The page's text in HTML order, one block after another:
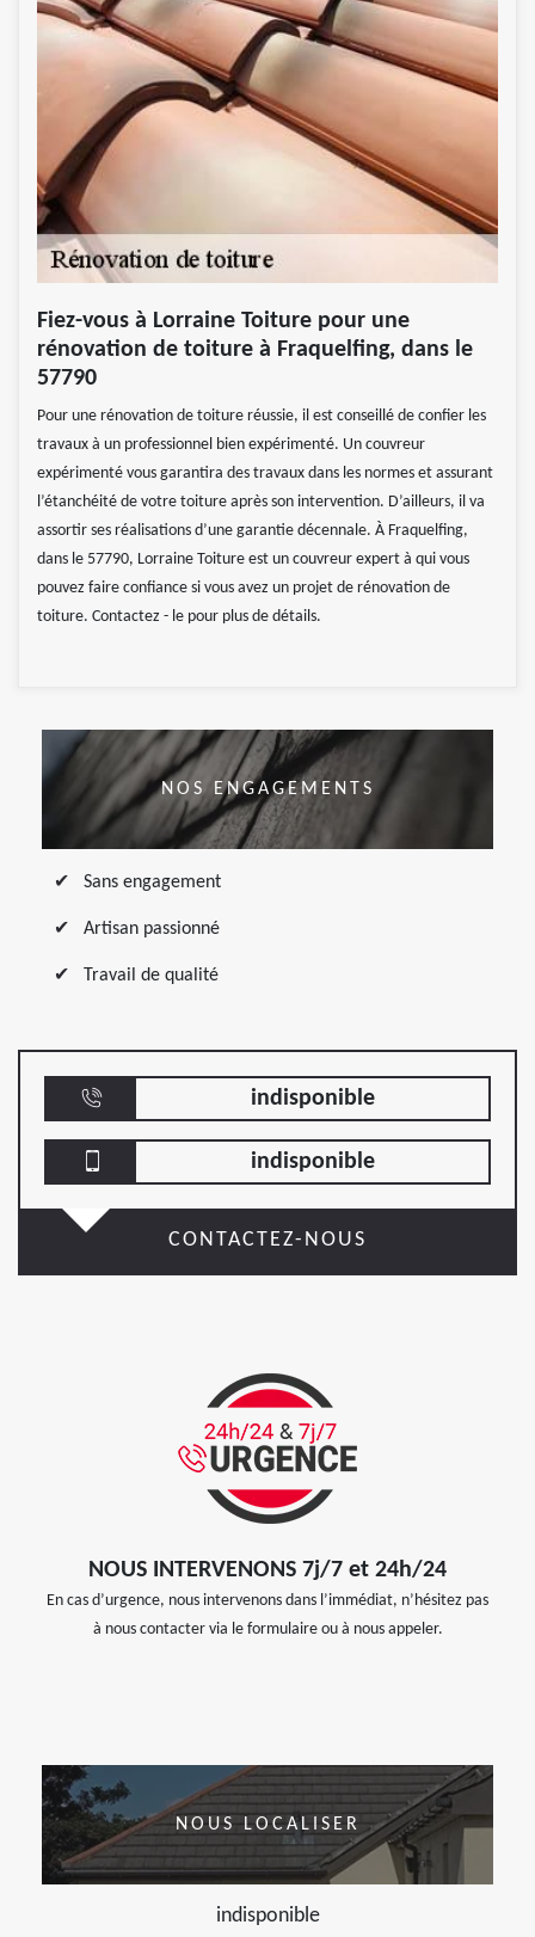
Fiez-vous à Lorraine Toiture pour une
rénovation de toiture à Fraquelfing, dans le
57790
Pour une rénovation de toiture réussie, il est conseillé de confier les
travaux à un professionnel bien expérimenté. Un couvreur
expérimenté vous garantira des travaux dans les normes et assurant
l’étanchéité de votre toiture après son intervention. D’ailleurs, il va
assortir ses réalisations d’une garantie décennale. À Fraquelfing,
dans le 57790, Lorraine Toiture est un couvreur expert à qui vous
pouvez faire confiance si vous avez un projet de rénovation de
toiture. Contactez - le pour plus de détails.
NOS ENGAGEMENTS
Sans engagement
Artisan passionné
Travail de qualité
indisponible
indisponible
CONTACTEZ-NOUS
NOUS INTERVENONS 7j/7 et 24h/24
En cas d’urgence, nous intervenons dans l’immédiat, n’hésitez pas
à nous contacter via le formulaire ou à nous appeler.
NOUS LOCALISER
indisponible